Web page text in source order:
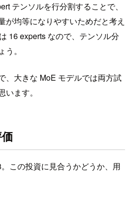
テンソルを行分割することで、
が均等になりやすいためだと考え
16 experts なので、テンソル分
。
、大きな MoE モデルでは両方試
ます。
この投資に見合うかどうか、用